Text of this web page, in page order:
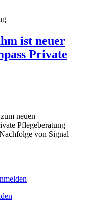
ist neuer
Private
neuen
Pflegeberatung
von Signal